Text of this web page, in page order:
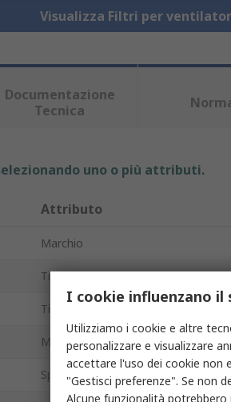
Visualizza Filtri per
Documentazione
Tecnica
uno o più attributi.
Attributo
Marchio
Tipo di filtro
Tipo prodotto
Misura della ventola
Spessore
I cookie influenzano
Utilizziamo i cookie e altre
personalizzare e visualizzare
accettare l'uso dei cookie non
"Gestisci preferenze". Se non
Alcune funzionalità potrebbero